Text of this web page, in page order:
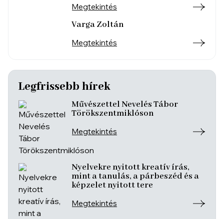
Megtekintés
Varga Zoltán
Megtekintés
Legfrissebb hírek
Művészettel Nevelés Tábor
Törökszentmiklóson
Megtekintés
Nyelvekre nyitott kreatív írás,
mint a tanulás, a párbeszéd és a
képzelet nyitott tere
Megtekintés